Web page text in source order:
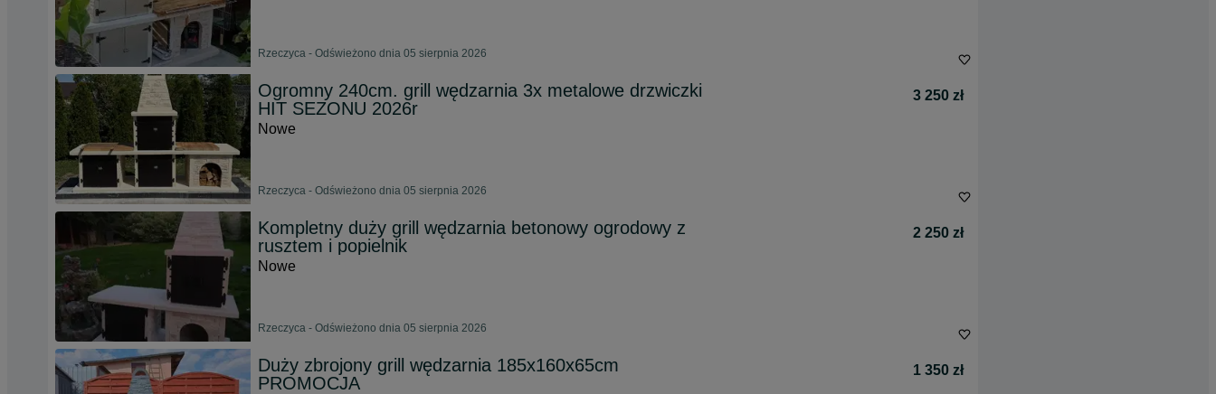
Rzeczyca - Odświeżono dnia 05 sierpnia 2026
Ogromny 240cm. grill wędzarnia 3x metalowe drzwiczki
HIT SEZONU 2026r
3 250 zł
Nowe
Rzeczyca - Odświeżono dnia 05 sierpnia 2026
Kompletny duży grill wędzarnia betonowy ogrodowy z
rusztem i popielnik
2 250 zł
Nowe
Rzeczyca - Odświeżono dnia 05 sierpnia 2026
Duży zbrojony grill wędzarnia 185x160x65cm
PROMOCJA
1 350 zł